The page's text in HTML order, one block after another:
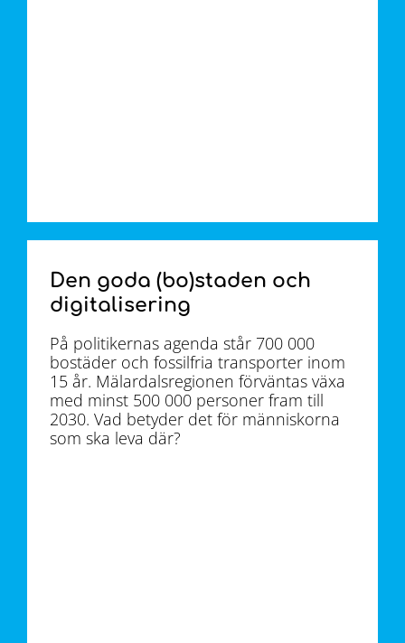
Den goda (bo)staden och
digitalisering
På politikernas agenda står 700 000
bostäder och fossilfria transporter inom
15 år. Mälardalsregionen förväntas växa
med minst 500 000 personer fram till
2030. Vad betyder det för människorna
som ska leva där?